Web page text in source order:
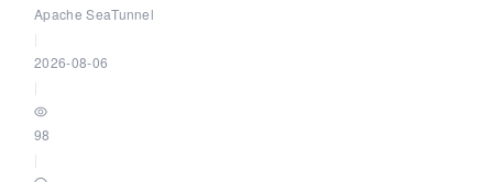
讲！
Apache SeaTunnel
2026-08-06
98